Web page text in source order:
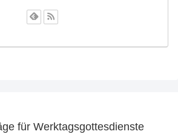
für Werktagsgottesdienste